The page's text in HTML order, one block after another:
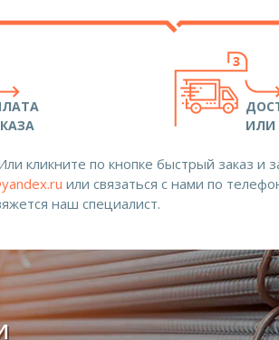
ИЛИ
кликните по кнопке быстрый заказ
или связаться с нами по
наш специалист.